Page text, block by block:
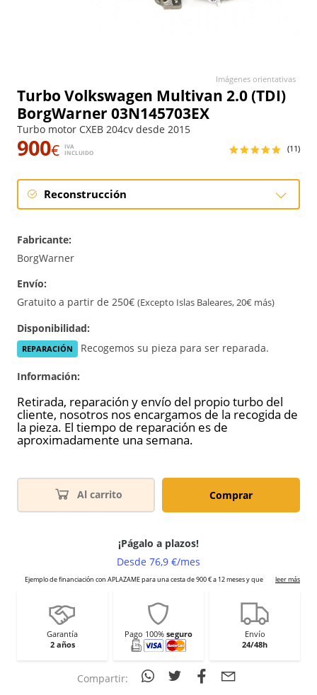
Turbo Volkswagen Multivan 2.0 (TDI)
BorgWarner 03N145703EX
Turbo motor CXEB 204cv desde 2015
900€
IVA
INCLUIDO
(11)
Reconstrucción
Fabricante:
BorgWarner
Envío:
Gratuito a partir de 250€ (Excepto Islas Baleares, 20€ más)
Disponibilidad:
REPARACIÓN Recogemos su pieza para ser reparada.
Información:
Retirada, reparación y envío del propio turbo del
cliente, nosotros nos encargamos de la recogida de
la pieza. El tiempo de reparación es de
aproximadamente una semana.
Al carrito Comprar
Garantía
2 años
Pago 100% seguro
Envío
24/48h
Compartir:
Imágenes orientativas